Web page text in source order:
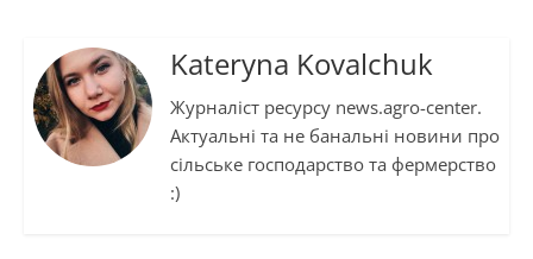
Kateryna Kovalchuk
Журналіст ресурсу news.agro-center.
Актуальні та не банальні новини про
сільське господарство та фермерство
:)